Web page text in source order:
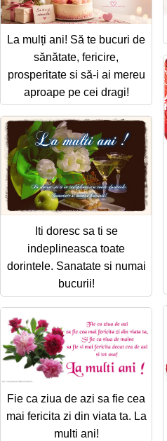
La mulți ani! Să te bucuri de
sănătate, fericire,
prosperitate si să-i ai mereu
aproape pe cei dragi!
Iti doresc sa ti se
indeplineasca toate
dorintele. Sanatate si numai
bucurii!
Fie ca ziua de azi sa fie cea
mai fericita zi din viata ta. La
multi ani!